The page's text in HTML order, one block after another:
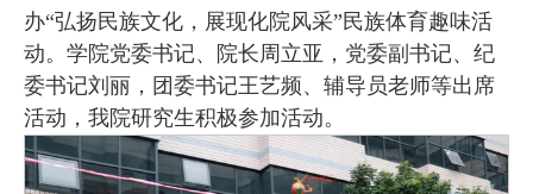
办“弘扬民族文化，展现化院风采”民族体育趣味活
动。学院党委书记、院长周立亚，党委副书记、纪
委书记刘丽，团委书记王艺频、辅导员老师等出席
活动，我院研究生积极参加活动。